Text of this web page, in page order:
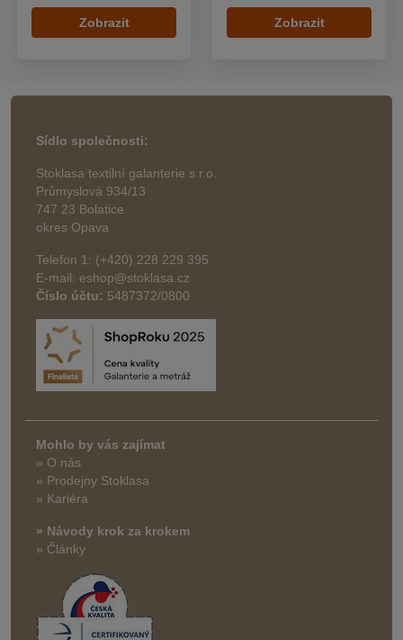
Zobrazit Zobrazit
Sídlo společnosti:
Stoklasa textilní galanterie s.r.o.
Průmyslová 934/13
747 23 Bolatice
okres Opava
Telefon 1: (+420) 228 229 395
E-mail: eshop@stoklasa.cz
Číslo účtu: 5487372/0800
Mohlo by vás zajímat
» O nás
» Prodejny Stoklasa
» Kariéra
» Návody krok za krokem
» Články